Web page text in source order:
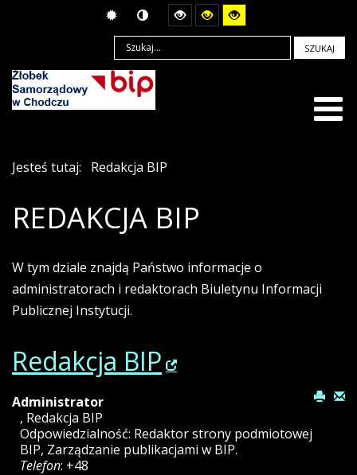
SZUKAJ
Jesteś tutaj: Redakcja BIP
REDAKCJA BIP
W tym dziale znajdą Państwo informacje o
administratorach i redaktorach Biuletynu Informacji
Publicznej Instytucji.
Redakcja BIP
Administrator
, Redakcja BIP
Odpowiedzialność: Redaktor strony podmiotowej
BIP, Zarządzanie publikacjami w BIP.
Telefon: +48